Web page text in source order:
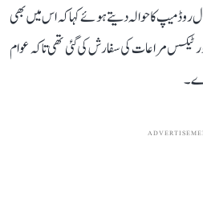
میپ کا حوالہ دیتے ہوئے کہا کہ اس میں بھی
پر مالی اور ٹیکس مراعات کی سفارش کی گئی تھی تاکہ عوام